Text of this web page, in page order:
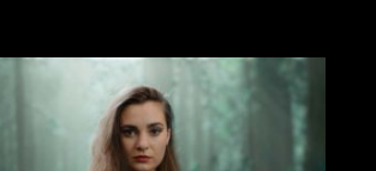
Matériel Restauration Studios